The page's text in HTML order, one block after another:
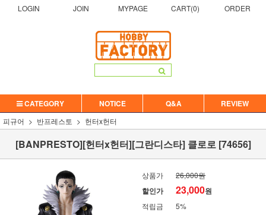
LOGIN JOIN MYPAGE CART(0) ORDER
CATEGORY NOTICE Q&A REVIEW
피규어 반프레스토 헌터x헌터
[BANPRESTO][헌터x헌터][그란디스타] 클로로 [74656]
상품가 26,000원
할인가 23,000원
적립금
5%